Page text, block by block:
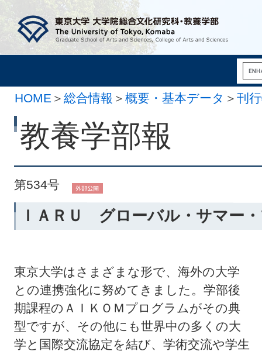
HOME ＞ 総合情報 ＞ 概要・基本データ ＞ 刊
12月 1日）
教養学部報
第534号
ＩＡＲＵ グローバル・サマー
東京大学はさまざまな形で、海外の大学
との連携強化に努めてきました。学部後
期課程のＡＩＫＯＭプログラムがその典
型ですが、その他にも世界中の多くの大
学と国際交流協定を結び、学術交流や学生